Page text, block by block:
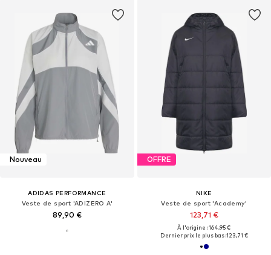
Nouveau
ADIDAS PERFORMANCE
Veste de sport 'ADIZERO A'
89,90 €
OFFRE
NIKE
Veste de sport 'Academy'
123,71 €
À l'origine : 164,95 €
Dernier prix le plus bas :123,71 €